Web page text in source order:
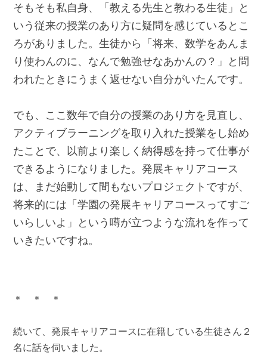
そもそも私自身、「教える先生と教わる生徒」と
いう従来の授業のあり方に疑問を感じているとこ
ろがありました。生徒から「将来、数学をあんま
り使わんのに、なんで勉強せなあかんの？」と問
われたときにうまく返せない自分がいたんです。
でも、ここ数年で自分の授業のあり方を見直し、
アクティブラーニングを取り入れた授業をし始め
たことで、以前より楽しく納得感を持って仕事が
できるようになりました。発展キャリアコース
は、まだ始動して間もないプロジェクトですが、
将来的には「学園の発展キャリアコースってすご
いらしいよ」という噂が立つような流れを作って
いきたいですね。
＊ ＊ ＊
続いて、発展キャリアコースに在籍している生徒さん２
名に話を伺いました。